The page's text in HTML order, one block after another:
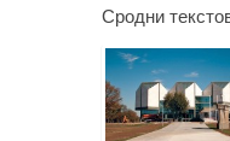
Сродни